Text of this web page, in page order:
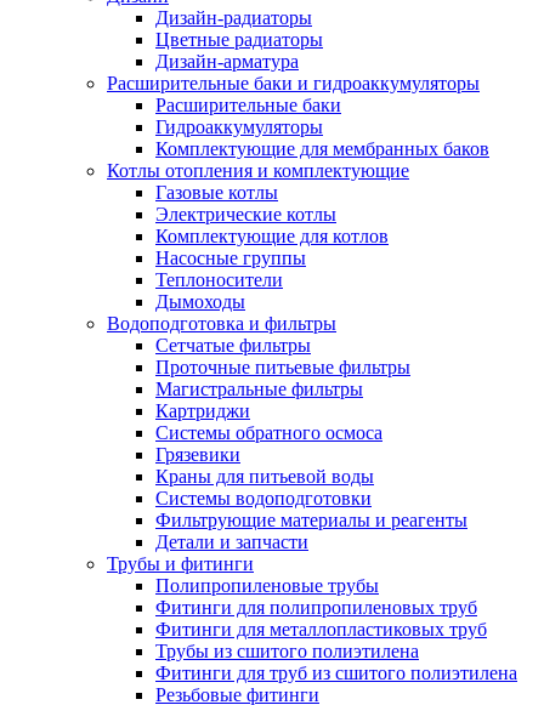
Дизайн-радиаторы
Цветные радиаторы
Дизайн-арматура
Расширительные баки и гидроаккумуляторы
Расширительные баки
Гидроаккумуляторы
Комплектующие для мембранных баков
Котлы отопления и комплектующие
Газовые котлы
Электрические котлы
Комплектующие для котлов
Насосные группы
Теплоносители
Дымоходы
Водоподготовка и фильтры
Сетчатые фильтры
Проточные питьевые фильтры
Магистральные фильтры
Картриджи
Системы обратного осмоса
Грязевики
Краны для питьевой воды
Системы водоподготовки
Фильтрующие материалы и реагенты
Детали и запчасти
Трубы и фитинги
Полипропиленовые трубы
Фитинги для полипропиленовых труб
Фитинги для металлопластиковых труб
Трубы из сшитого полиэтилена
Фитинги для труб из сшитого полиэтилена
Резьбовые фитинги